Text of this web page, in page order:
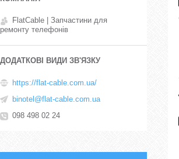
FlatCable | Запчастини для
ремонту телефонів
https://flat-cable.com.ua/
binotel@flat-cable.com.ua
098 498 02 24